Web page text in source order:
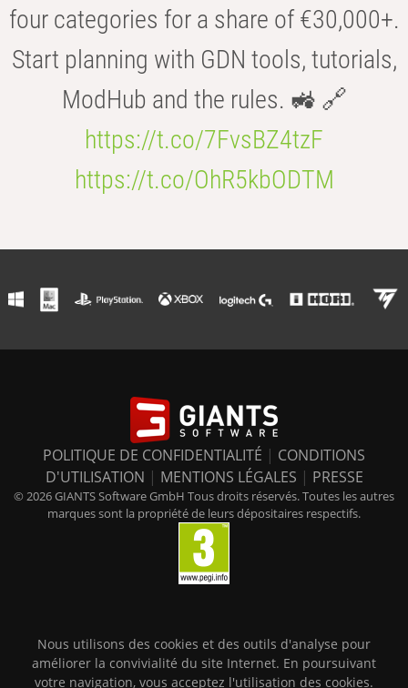
four categories for a share of €30,000+.
Start planning with GDN tools, tutorials,
ModHub and the rules. 🚜 🔗
https://t.co/7FvsBZ4tzF
https://t.co/OhR5kbODTM
POLITIQUE DE CONFIDENTIALITÉ | CONDITIONS
D'UTILISATION | MENTIONS LÉGALES | PRESSE
© 2026 GIANTS Software GmbH Tous droits réservés. Toutes les autres
marques sont la propriété de leurs dépositaires respectifs.
Nous utilisons des cookies et des outils d'analyse pour
améliorer la convivialité du site Internet. En poursuivant
votre navigation, vous acceptez l'utilisation des cookies.